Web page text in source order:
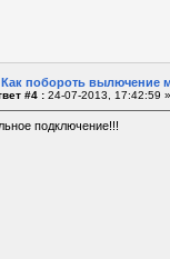
побороть вылючение
#4 : 24-07-2013, 17:42:59 »
подключение!!!